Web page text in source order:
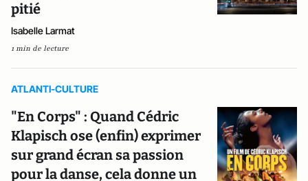
pitié
Isabelle Larmat
1 min de lecture
ATLANTI-CULTURE
"En Corps" : Quand Cédric
Klapisch ose (enfin) exprimer
sur grand écran sa passion
pour la danse, cela donne un